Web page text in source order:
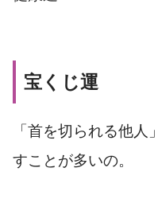
宝くじ運
「首を切られる他
すことが多いの。